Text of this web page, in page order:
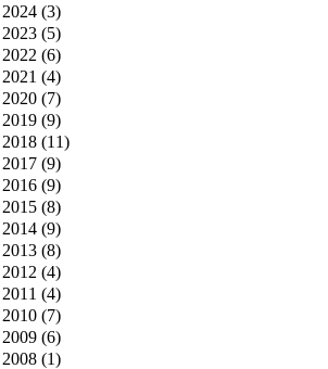
2024 (3)
2023 (5)
2022 (6)
2021 (4)
2020 (7)
2019 (9)
2018 (11)
2017 (9)
2016 (9)
2015 (8)
2014 (9)
2013 (8)
2012 (4)
2011 (4)
2010 (7)
2009 (6)
2008 (1)